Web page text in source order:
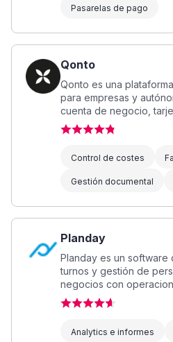
Pasarelas de pago
Qonto
Qonto es una
para empresas y
cuenta de negocio,
Control de costes
Gestión documental
Planday
Planday es un software
turnos y gestión de
negocios con
Analytics e informes